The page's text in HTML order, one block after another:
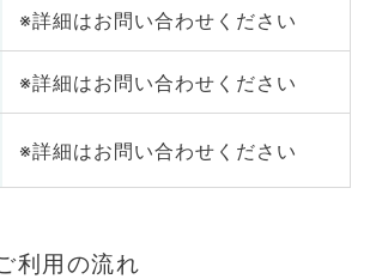
※詳細はお問い合わせください
※詳細はお問い合わせください
※詳細はお問い合わせください
利用の流れ